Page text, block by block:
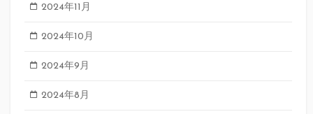
2024年11月
2024年10月
2024年9月
2024年8月